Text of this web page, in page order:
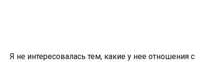
Я не интересовалась тем, какие у нее отношения с